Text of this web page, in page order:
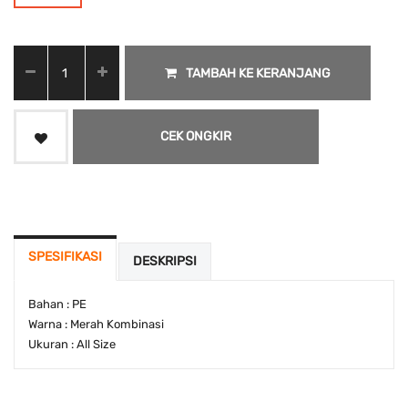
TAMBAH KE KERANJANG
CEK ONGKIR
SPESIFIKASI DESKRIPSI
Bahan : PE
Warna : Merah Kombinasi
Ukuran : All Size